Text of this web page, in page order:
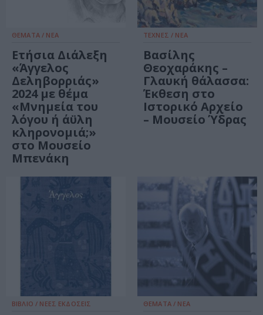
ΘΕΜΑΤΑ / ΝΕΑ
Ετήσια Διάλεξη
«Άγγελος
Δεληβορριάς»
2024 με θέμα
«Μνημεία του
λόγου ή άϋλη
κληρονομιά;»
στο Μουσείο
Μπενάκη
ΤΕΧΝΕΣ / ΝΕΑ
Βασίλης
Θεοχαράκης –
Γλαυκή θάλασσα:
Έκθεση στο
Ιστορικό Αρχείο
– Μουσείο Ύδρας
ΒΙΒΛΙΟ / ΝΕΕΣ ΕΚΔΟΣΕΙΣ ΘΕΜΑΤΑ / ΝΕΑ